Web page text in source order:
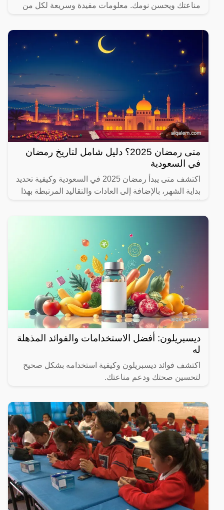
مناعتك ويحسن نومك. معلومات مفيدة وسريعة لكل من
متى رمضان 2025؟ دليل شامل لتاريخ رمضان
في السعودية
اكتشف متى يبدأ رمضان 2025 في السعودية وكيفية تحديد
بداية الشهر، بالإضافة إلى العادات والتقاليد المرتبطة بهذا
ديسبريلون: أفضل الاستخدامات والفوائد المذهلة
له
اكتشف فوائد ديسبريلون وكيفية استخدامه بشكل صحيح
لتحسين صحتك ودعم مناعتك.